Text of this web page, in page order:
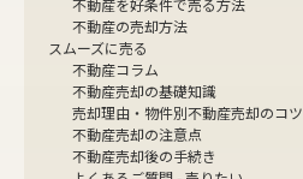
不動産の売却方法
スムーズに売る
不動産コラム
不動産売却の基礎知識
売却理由・物件別不動産売却のコツ
不動産売却の注意点
不動産売却後の手続き